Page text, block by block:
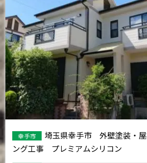
幸手市
埼玉県幸手市 外壁塗装・
ング工事 プレミアムシリコン